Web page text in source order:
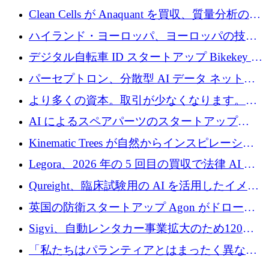
達
Clean Cells が Anaquant を買収、質量分析の専
門知識によるバイオ医薬品の品質管理を拡大
ハイランド・ヨーロッパ、ヨーロッパの技術
規模拡大を支援するために11億ユーロのファ
ンドVIを閉鎖
デジタル自転車 ID スタートアップ Bikekey が
TÖNNJES への投資を確保
パーセプトロン、分散型 AI データ ネットワ
ークの構築に 650 万ドルを調達
より多くの資本。取引が少なくなります。
2026 年上半期がヨーロッパのテクノロジーに
ついて語ること
AI によるスペアパーツのスタートアップ
Intropy が 1,100 万ドルを調達
Kinematic Trees が自然からインスピレーショ
ンを得たロボット ソフトウェアを拡張するた
めに 58 万 5,000 ポンドを調達
Legora、2026 年の 5 回目の買収で法律 AI ス
タートアップ Wexler を買収
Qureight、臨床試験用の AI を活用したイメー
ジング プラットフォームを拡張するためにシ
リーズ B で 2,000 万ドルを確保
英国の防衛スタートアップ Agon がドローン
攻撃に対抗する仮想戦場を構築、3,000 万ドル
を調達
Sigvi、自動レンタカー事業拡大のため120万
ユーロを調達
「私たちはパランティアとはまったく異なる